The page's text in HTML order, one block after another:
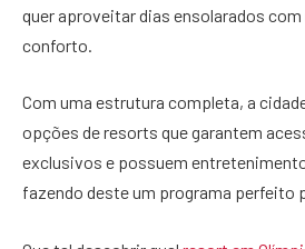
quer aproveitar dias ensolarados
conforto.
Com uma estrutura completa, a
opções de resorts que garantem
exclusivos e possuem
fazendo deste um programa perfeito